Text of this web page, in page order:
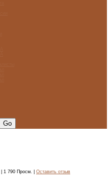
| 1 790 Просм. | Оставить отзыв